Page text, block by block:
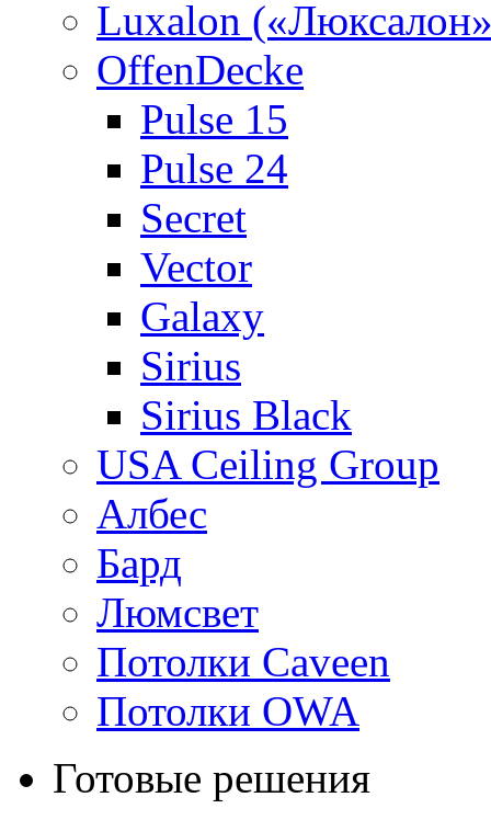
Luxalon
OffenDecke
Pulse 15
Pulse 24
Secret
Vector
Galaxy
Sirius
Sirius Black
USA Ceiling Group
Албес
Бард
Люмсвет
Потолки Caveen
Потолки OWA
Готовые решения